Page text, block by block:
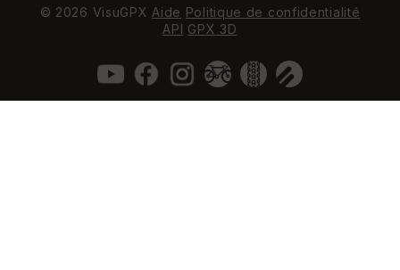
© 2026 VisuGPX Aide Politique de confidentialité
API GPX 3D